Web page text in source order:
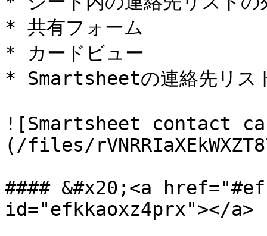
* 共有フォーム
* カードビュー
* Smartsheetの連絡先リス
![Smartsheet contact
(/files/
#### &#x20;<a
id="efkkaoxz4prx"></a>